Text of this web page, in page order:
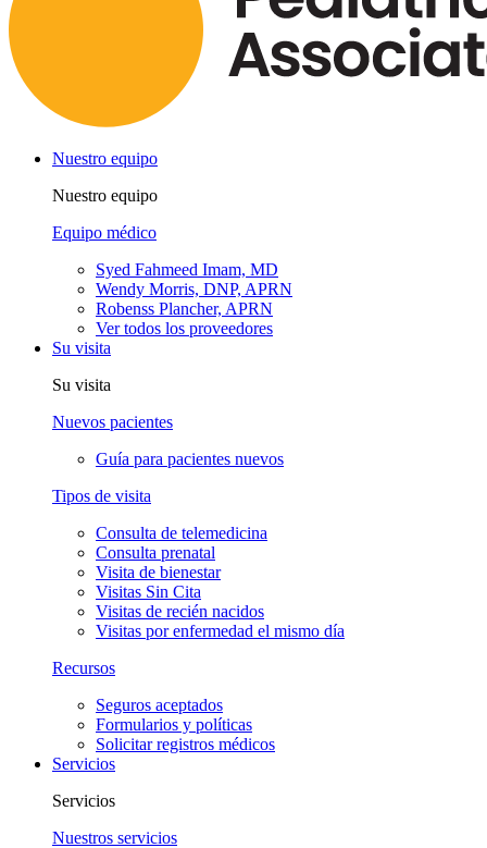
Nuestro equipo
Nuestro equipo
Equipo médico
Syed Fahmeed Imam, MD
Wendy Morris, DNP, APRN
Robenss Plancher, APRN
Ver todos los proveedores
Su visita
Su visita
Nuevos pacientes
Guía para pacientes nuevos
Tipos de visita
Consulta de telemedicina
Consulta prenatal
Visita de bienestar
Visitas Sin Cita
Visitas de recién nacidos
Visitas por enfermedad el mismo día
Recursos
Seguros aceptados
Formularios y políticas
Solicitar registros médicos
Servicios
Servicios
Nuestros servicios